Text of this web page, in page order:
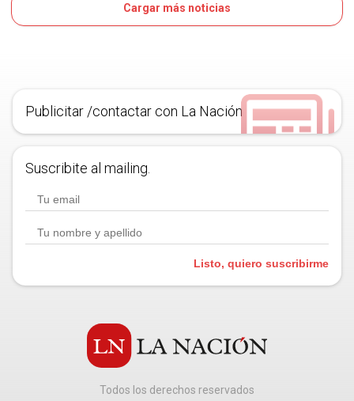
Cargar más noticias
Publicitar /contactar con La Nación
Suscribite al mailing.
Listo, quiero suscribirme
Todos los derechos reservados